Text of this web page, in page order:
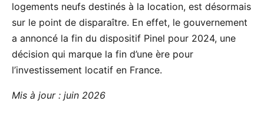
logements neufs destinés à la location, est désormais
sur le point de disparaître. En effet, le gouvernement
a annoncé la fin du dispositif Pinel pour 2024, une
décision qui marque la fin d’une ère pour
l’investissement locatif en France.
Mis à jour : juin 2026